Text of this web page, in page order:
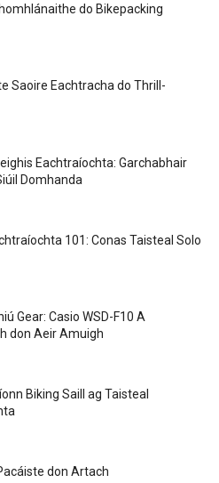
do Bikepacking
Saoire Eachtracha do Thrill-
Eachtraíochta: Garchabhair
Domhanda
101: Conas Taisteal Solo
Gear: Casio WSD-F10 A
don Aeir Amuigh
Biking Saill ag Taisteal
don Artach